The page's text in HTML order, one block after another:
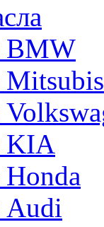
BMW
KIA
Audi